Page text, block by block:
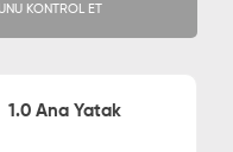
KONTROL ET
1.0 Ana Yatak